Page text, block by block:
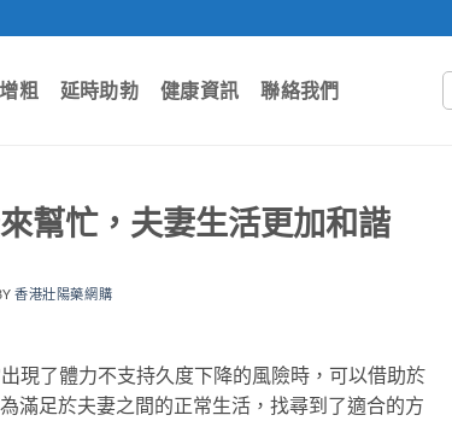
粗 延時助勃 健康資訊 聯絡我們
幫忙，夫妻生活更加和諧
香港壯陽藥網購
現了體力不支持久度下降的風險時，可以借助於
滿足於夫妻之間的正常生活，找尋到了適合的方